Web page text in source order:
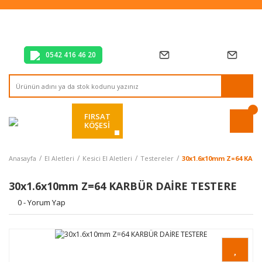
Tüm Alışverişlerde Vade Farksız 2 Taksit!
0542 416 46 20
FIRSAT
KÖŞESİ
Anasayfa El Aletleri Kesici El Aletleri Testereler 30x1.6x10mm Z=64
30x1.6x10mm Z=64 KARBÜR DAİRE TESTERE
0 - Yorum Yap